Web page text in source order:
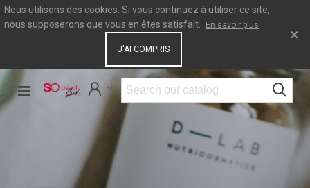
Nous utilisons des cookies. Si vous continuez à utiliser ce site,
nous supposerons que vous en êtes satisfait.
En savoir plus
J'AI COMPRIS
×